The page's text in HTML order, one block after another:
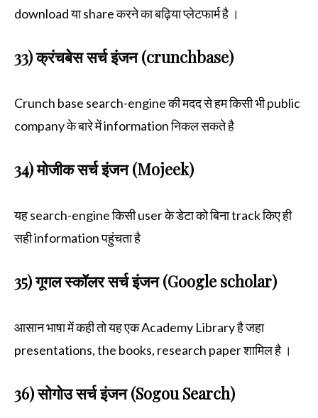
download या share करने का बढ़िया प्लेटफार्म है ।
33) क्रंचबेस सर्च इंजन (crunchbase)
Crunch base search-engine की मदद से हम किसी भी public
company के बारे में information निकल सकते है
34) मोजीक सर्च इंजन (Mojeek)
यह search-engine किसी user के डेटा को बिना track किए ही
सही information पहुंचता है
35) गूगल स्कॉलर सर्च इंजन (Google scholar)
आसान भाषा में कही तो यह एक Academy Library है जहा
presentations, the books, research paper शामिल है ।
36) सोगोउ सर्च इंजन (Sogou Search)